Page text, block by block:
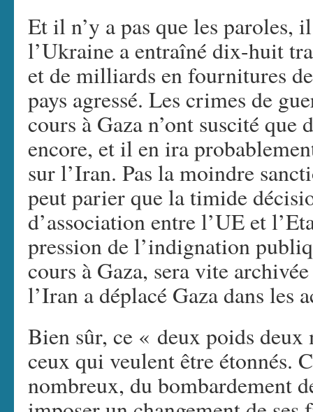
Et il n’y a pas que les paroles,
l’Ukraine a entraîné dix-huit
et de milliards en fournitures
pays agressé. Les crimes de
cours à Gaza n’ont suscité que
encore, et il en ira
sur l’Iran. Pas la moindre
peut parier que la timide
d’association entre l’UE et
pression de l’indignation
cours à Gaza, sera vite
l’Iran a déplacé Gaza dans les
Bien sûr, ce « deux poids deux
ceux qui veulent être étonnés.
nombreux, du bombardement